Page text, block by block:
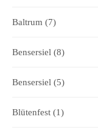
Baltrum (7)
Bensersiel (8)
Bensersiel (5)
Blütenfest (1)